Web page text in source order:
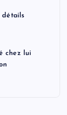
détails
chez lui